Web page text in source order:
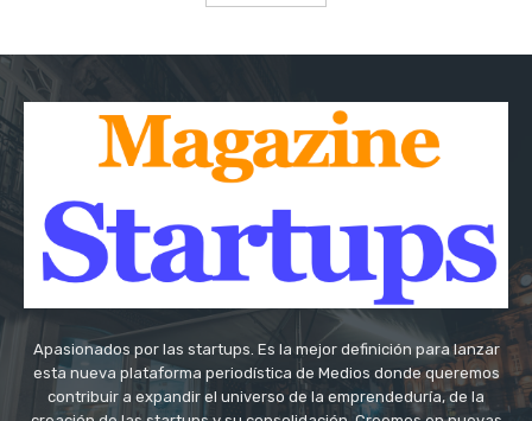
Apasionados por las startups. Es la mejor definición para lanzar
esta nueva plataforma periodística de Medios donde queremos
contribuir a expandir el universo de la emprendeduría, de la